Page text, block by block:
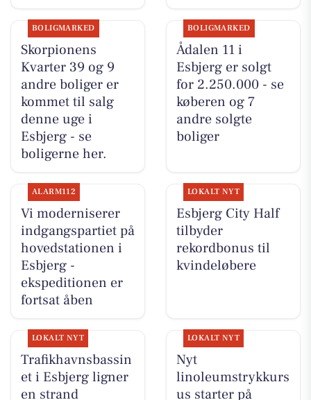
BOLIGMARKED
Skorpionens
Kvarter 39 og 9
andre boliger er
kommet til salg
denne uge i
Esbjerg - se
boligerne her.
BOLIGMARKED
Ådalen 11 i
Esbjerg er solgt
for 2.250.000 - se
køberen og 7
andre solgte
boliger
ALARM112
Vi moderniserer
indgangspartiet på
hovedstationen i
Esbjerg -
ekspeditionen er
fortsat åben
LOKALT NYT
Esbjerg City Half
tilbyder
rekordbonus til
kvindeløbere
LOKALT NYT
Trafikhavnsbassin
et i Esbjerg ligner
en strand
LOKALT NYT
Nyt
linoleumstrykkurs
us starter på